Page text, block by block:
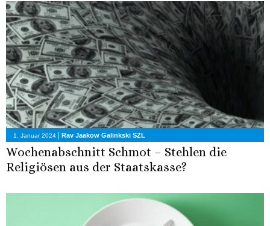
1. Januar 2024 Rav Jaakow Galinkski SZL
Wochenabschnitt Schmot – Stehlen die
Religiösen aus der Staatskasse?